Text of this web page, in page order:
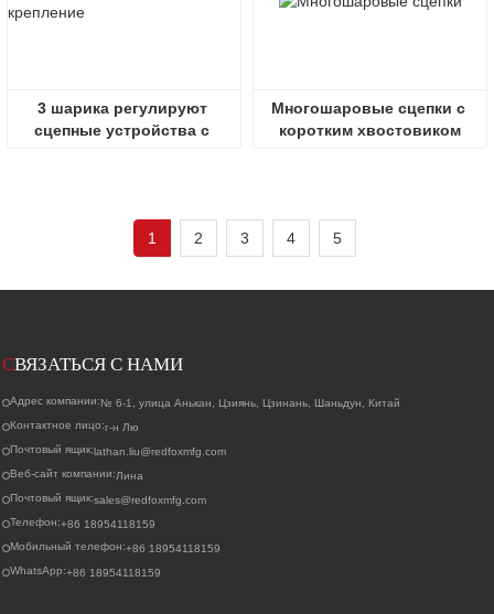
3 шарика регулируют
сцепные устройства с
Многошаровые сцепки с
коротким хвостовиком
1 2 3 4 5
СВЯЗАТЬСЯ С НАМИ
Адрес компании:№ 6-1, улица Анькан, Цзиянь, Цзинань, Шаньдун, Китай
Контактное лицо:г-н Лю
Почтовый ящик:lathan.liu@redfoxmfg.com
Веб-сайт компании:Лина
Почтовый ящик:sales@redfoxmfg.com
Телефон:+86 18954118159
Мобильный телефон:+86 18954118159
WhatsApp:+86 18954118159